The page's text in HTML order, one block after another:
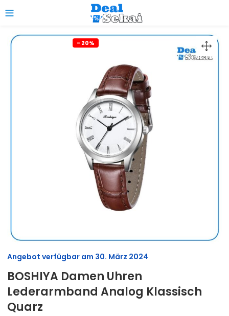
- 20%
Angebot verfügbar am 30. März 2024
BOSHIYA Damen Uhren
Lederarmband Analog Klassisch
Quarz